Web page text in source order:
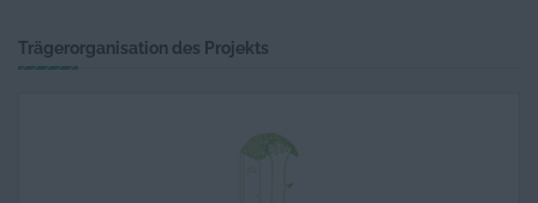
das Familienleben verändert
Trägerorganisation des Projekts